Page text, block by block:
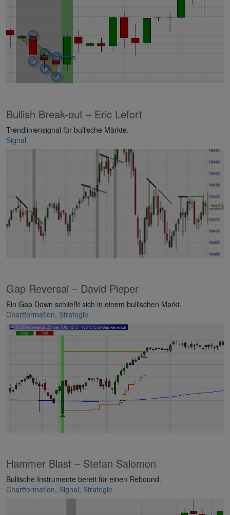
Bullish Break-out – Eric Lefort
Trendliniensignal für bullische Märkte.
Signal
Gap Reversal – David Pieper
Ein Gap Down schließt sich in einem bullischen Markt.
Chartformation, Strategie
Hammer Blast – Stefan Salomon
Bullische Instrumente bereit für einen Rebound.
Chartformation, Signal, Strategie